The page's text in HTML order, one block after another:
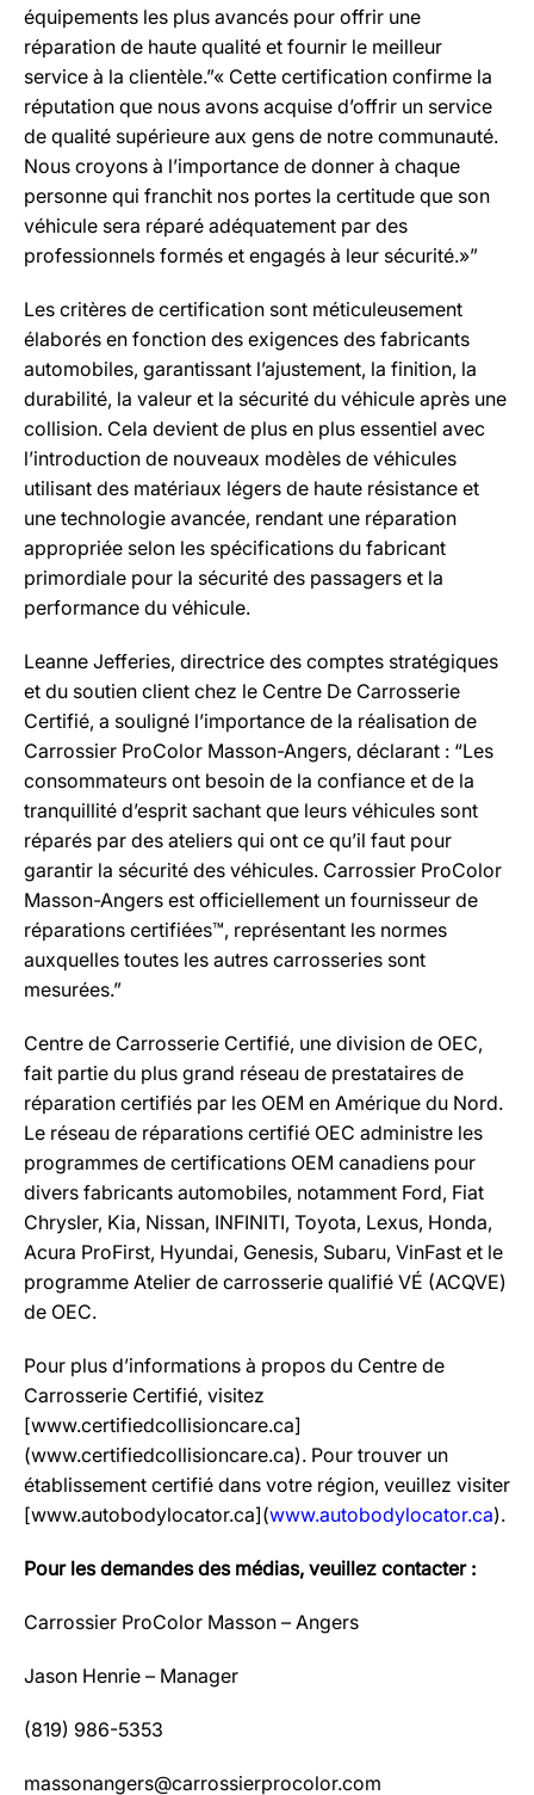
équipements les plus avancés pour offrir une
réparation de haute qualité et fournir le meilleur
service à la clientèle.”« Cette certification confirme la
réputation que nous avons acquise d’offrir un service
de qualité supérieure aux gens de notre communauté.
Nous croyons à l’importance de donner à chaque
personne qui franchit nos portes la certitude que son
véhicule sera réparé adéquatement par des
professionnels formés et engagés à leur sécurité.»”
Les critères de certification sont méticuleusement
élaborés en fonction des exigences des fabricants
automobiles, garantissant l’ajustement, la finition, la
durabilité, la valeur et la sécurité du véhicule après une
collision. Cela devient de plus en plus essentiel avec
l’introduction de nouveaux modèles de véhicules
utilisant des matériaux légers de haute résistance et
une technologie avancée, rendant une réparation
appropriée selon les spécifications du fabricant
primordiale pour la sécurité des passagers et la
performance du véhicule.
Leanne Jefferies, directrice des comptes stratégiques
et du soutien client chez le Centre De Carrosserie
Certifié, a souligné l’importance de la réalisation de
Carrossier ProColor Masson-Angers, déclarant : “Les
consommateurs ont besoin de la confiance et de la
tranquillité d’esprit sachant que leurs véhicules sont
réparés par des ateliers qui ont ce qu’il faut pour
garantir la sécurité des véhicules. Carrossier ProColor
Masson-Angers est officiellement un fournisseur de
réparations certifiées™, représentant les normes
auxquelles toutes les autres carrosseries sont
mesurées.”
Centre de Carrosserie Certifié, une division de OEC,
fait partie du plus grand réseau de prestataires de
réparation certifiés par les OEM en Amérique du Nord.
Le réseau de réparations certifié OEC administre les
programmes de certifications OEM canadiens pour
divers fabricants automobiles, notamment Ford, Fiat
Chrysler, Kia, Nissan, INFINITI, Toyota, Lexus, Honda,
Acura ProFirst, Hyundai, Genesis, Subaru, VinFast et le
programme Atelier de carrosserie qualifié VÉ (ACQVE)
de OEC.
Pour plus d’informations à propos du Centre de
Carrosserie Certifié, visitez
[www.certifiedcollisioncare.ca]
(www.certifiedcollisioncare.ca). Pour trouver un
établissement certifié dans votre région, veuillez visiter
[www.autobodylocator.ca](www.autobodylocator.ca).
Pour les demandes des médias, veuillez contacter :
Carrossier ProColor Masson – Angers
Jason Henrie – Manager
(819) 986-5353
massonangers@carrossierprocolor.com